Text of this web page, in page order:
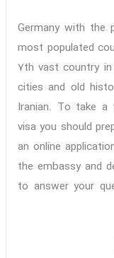
Germany with the
most populated
7th vast country
cities and old
Iranian. To take a
visa you should
an online
the embassy and
to answer your